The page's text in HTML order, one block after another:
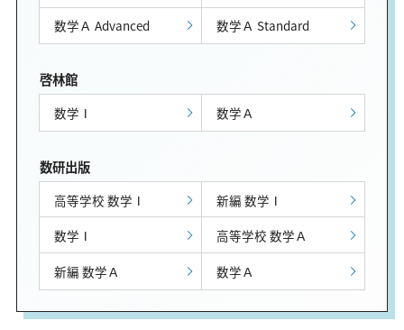
数学Ａ Advanced
数学Ａ Standard
啓林館
数学Ⅰ 数学Ａ
数研出版
高等学校 数学Ⅰ
新編 数学Ⅰ
数学Ⅰ
高等学校 数学Ａ
新編 数学Ａ
数学Ａ